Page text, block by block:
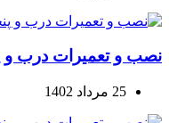
نصب و تعمیرات درب و
25 مرداد 1402